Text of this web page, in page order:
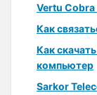
Vertu
Как
Как
компьютер
Sarkor